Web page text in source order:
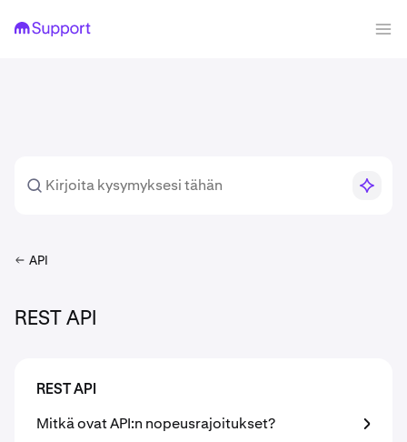
API
REST API
REST API
Mitkä ovat API:n nopeusrajoitukset?